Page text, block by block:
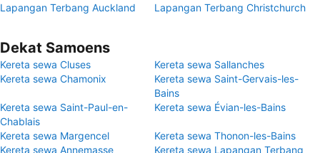
Lapangan Terbang Auckland
Lapangan Terbang Christchurch
Dekat Samoens
Kereta sewa Cluses
Kereta sewa Sallanches
Kereta sewa Chamonix
Kereta sewa Saint-Gervais-les-
Bains
Kereta sewa Saint-Paul-en-
Chablais
Kereta sewa Évian-les-Bains
Kereta sewa Margencel
Kereta sewa Thonon-les-Bains
Kereta sewa Annemasse
Kereta sewa Lapangan Terbang